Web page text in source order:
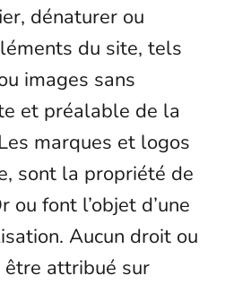
dénaturer ou
du site, tels
images sans
et préalable de la
marques et logos
sont la propriété de
ou font l’objet d’une
Aucun droit ou
être attribué sur